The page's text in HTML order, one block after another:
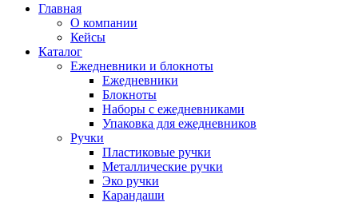
Главная
О компании
Кейсы
Каталог
Ежедневники и блокноты
Ежедневники
Блокноты
Наборы с ежедневниками
Упаковка для ежедневников
Ручки
Пластиковые ручки
Металлические ручки
Эко ручки
Карандаши